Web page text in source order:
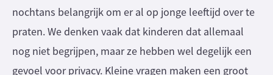
nochtans belangrijk om er al op jonge leeftijd over te
praten. We denken vaak dat kinderen dat allemaal
nog niet begrijpen, maar ze hebben wel degelijk een
gevoel voor privacy. Kleine vragen maken een groot